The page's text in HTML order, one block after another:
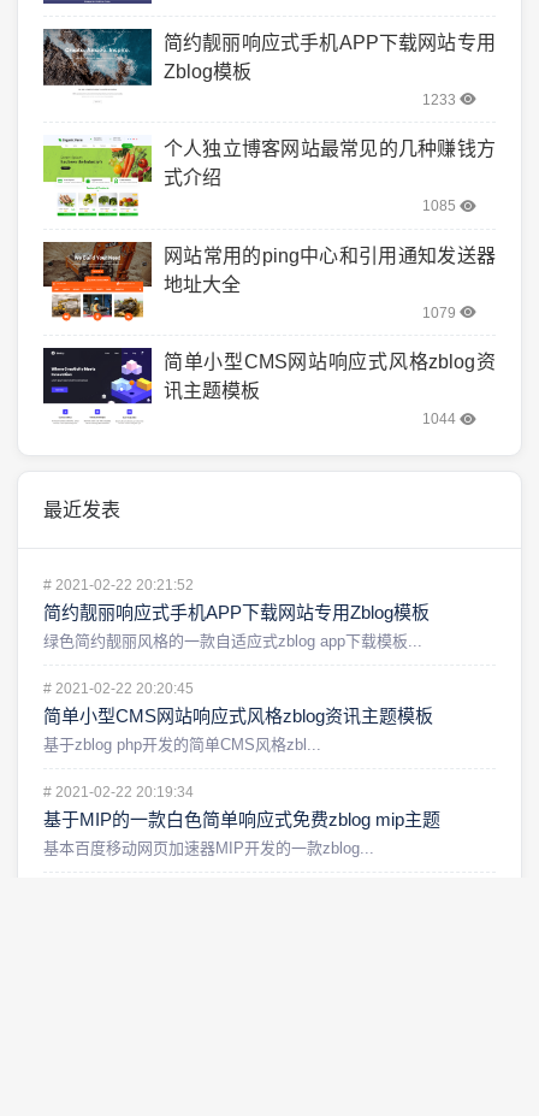
简约靓丽响应式手机APP下载网站专用
Zblog模板
1233
个人独立博客网站最常见的几种赚钱方
式介绍
1085
网站常用的ping中心和引用通知发送器
地址大全
1079
简单小型CMS网站响应式风格zblog资
讯主题模板
1044
最近发表
# 2021-02-22 20:21:52
简约靓丽响应式手机APP下载网站专用Zblog模板
绿色简约靓丽风格的一款自适应式zblog app下载模板...
# 2021-02-22 20:20:45
简单小型CMS网站响应式风格zblog资讯主题模板
基于zblog php开发的简单CMS风格zbl...
# 2021-02-22 20:19:34
基于MIP的一款白色简单响应式免费zblog mip主题
基本百度移动网页加速器MIP开发的一款zblog...